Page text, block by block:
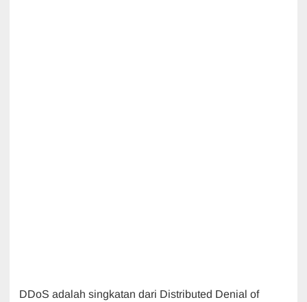
DDoS adalah singkatan dari Distributed Denial of